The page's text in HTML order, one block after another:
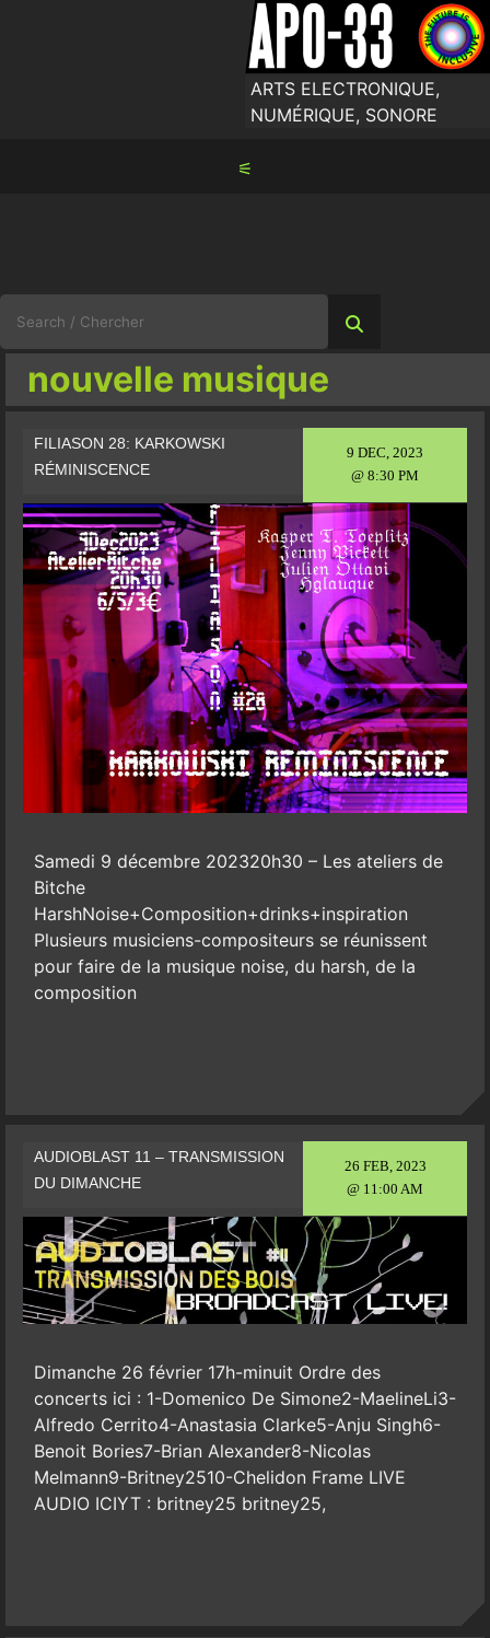
ARTS ELECTRONIQUE,
NUMÉRIQUE, SONORE
⚟
for:
nouvelle musique
9 DEC, 2023
@ 8:30 PM
FILIASON 28: KARKOWSKI
RÉMINISCENCE
Samedi 9 décembre 202320h30 – Les ateliers de
Bitche
HarshNoise+Composition+drinks+inspiration
Plusieurs musiciens-compositeurs se réunissent
pour faire de la musique noise, du harsh, de la
composition
26 FEB, 2023
@ 11:00 AM
AUDIOBLAST 11 – TRANSMISSION
DU DIMANCHE
Dimanche 26 février 17h-minuit Ordre des
concerts ici : 1-Domenico De Simone2-MaelineLi3-
Alfredo Cerrito4-Anastasia Clarke5-Anju Singh6-
Benoit Bories7-Brian Alexander8-Nicolas
Melmann9-Britney2510-Chelidon Frame LIVE
AUDIO ICIYT : britney25 britney25,